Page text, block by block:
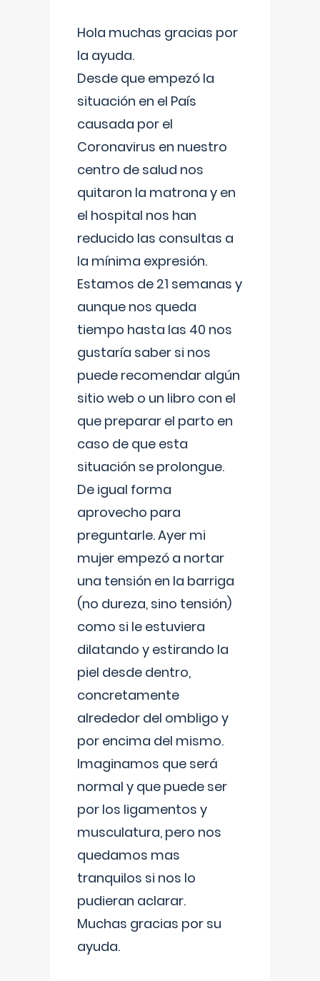
Hola muchas gracias por
la ayuda.
Desde que empezó la
situación en el País
causada por el
Coronavirus en nuestro
centro de salud nos
quitaron la matrona y en
el hospital nos han
reducido las consultas a
la mínima expresión.
Estamos de 21 semanas y
aunque nos queda
tiempo hasta las 40 nos
gustaría saber si nos
puede recomendar algún
sitio web o un libro con el
que preparar el parto en
caso de que esta
situación se prolongue.
De igual forma
aprovecho para
preguntarle. Ayer mi
mujer empezó a nortar
una tensión en la barriga
(no dureza, sino tensión)
como si le estuviera
dilatando y estirando la
piel desde dentro,
concretamente
alrededor del ombligo y
por encima del mismo.
Imaginamos que será
normal y que puede ser
por los ligamentos y
musculatura, pero nos
quedamos mas
tranquilos si nos lo
pudieran aclarar.
Muchas gracias por su
ayuda.